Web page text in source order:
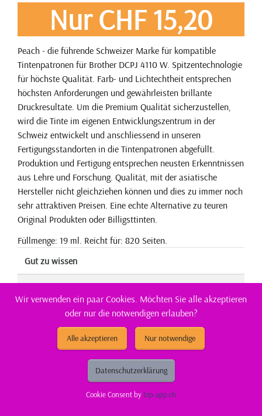
Nur CHF 15,20
Peach - die führende Schweizer Marke für kompatible
Tintenpatronen für Brother DCPJ 4110 W. Spitzentechnologie
für höchste Qualität. Farb- und Lichtechtheit entsprechen
höchsten Anforderungen und gewährleisten brillante
Druckresultate. Um die Premium Qualität sicherzustellen,
wird die Tinte im eigenen Entwicklungszentrum in der
Schweiz entwickelt und anschliessend in unseren
Fertigungsstandorten in die Tintenpatronen abgefüllt.
Produktion und Fertigung entsprechen neusten Erkenntnissen
aus Lehre und Forschung. Qualität, mit der asiatische
Hersteller nicht gleichziehen können und dies zu immer noch
sehr attraktiven Preisen. Eine echte Alternative zu teuren
Original Produkten oder Billigsttinten.
Füllmenge: 19 ml. Reicht für: 820 Seiten.
Gut zu wissen
Entsorgungsorganisation: ElektroG-Zeichen
EUH208-1
Hersteller Adresse:
Tuchorazska 1347, 28201
Wir verwenden ein paar Cookies. Möchten Sie alle akzeptieren
oder nur die notwendigen erlauben?
Alle akzeptieren Nur notwendige
Datenschutzerklärung
Cookie Consent bytop-app.ch